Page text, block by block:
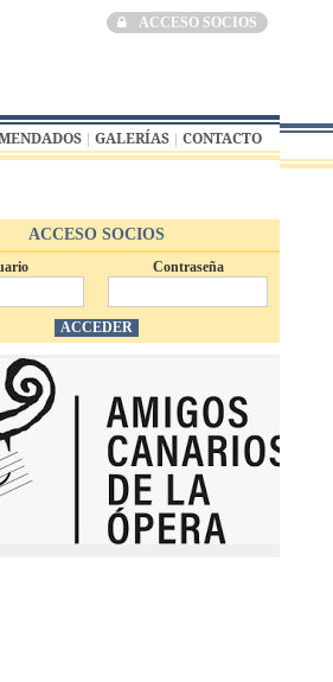
ACCESO SOCIOS
CONTACTO
GALERÍAS
ACCESO SOCIOS
Contraseña